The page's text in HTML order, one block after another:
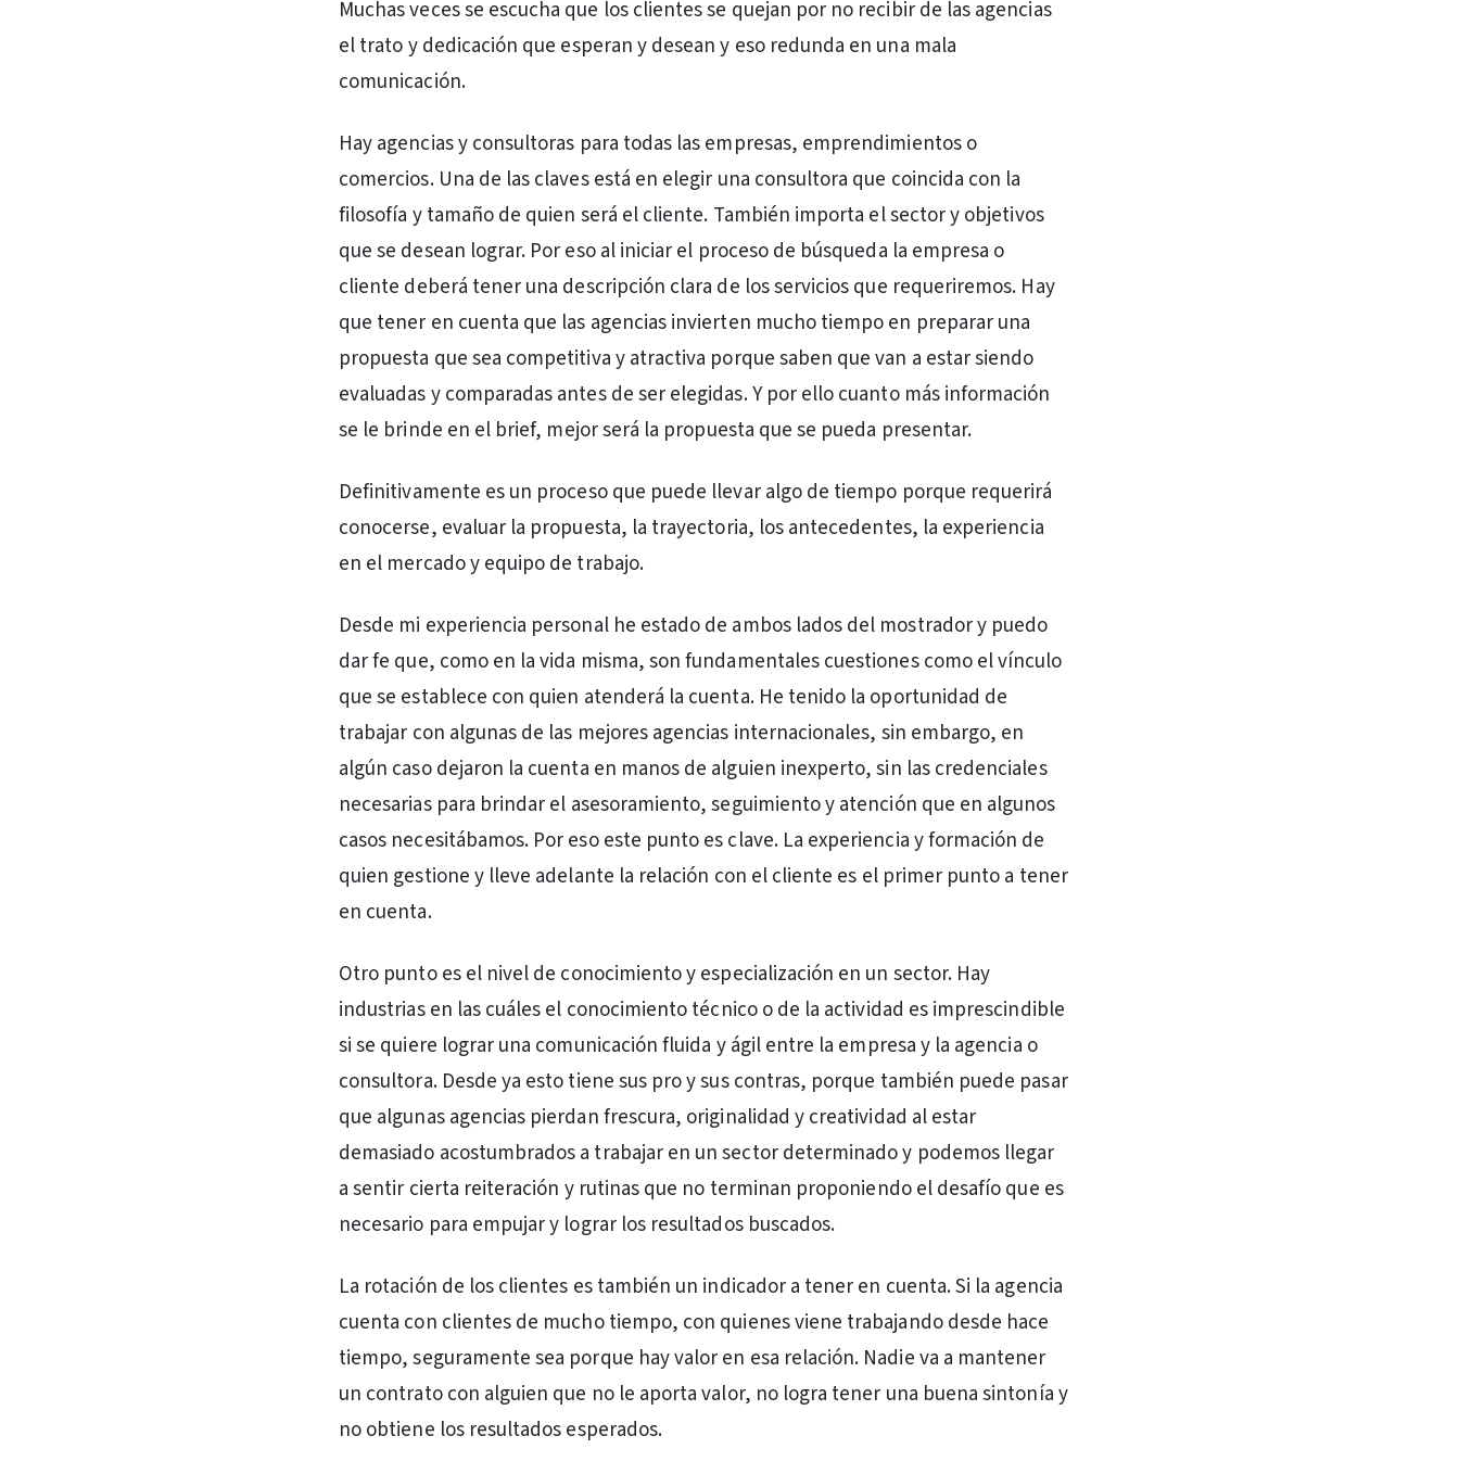
Muchas veces se escucha que los clientes se quejan por no recibir de las agencias
el trato y dedicación que esperan y desean y eso redunda en una mala
comunicación.
Hay agencias y consultoras para todas las empresas, emprendimientos o
comercios. Una de las claves está en elegir una consultora que coincida con la
filosofía y tamaño de quien será el cliente. También importa el sector y objetivos
que se desean lograr. Por eso al iniciar el proceso de búsqueda la empresa o
cliente deberá tener una descripción clara de los servicios que requeriremos. Hay
que tener en cuenta que las agencias invierten mucho tiempo en preparar una
propuesta que sea competitiva y atractiva porque saben que van a estar siendo
evaluadas y comparadas antes de ser elegidas. Y por ello cuanto más información
se le brinde en el brief, mejor será la propuesta que se pueda presentar.
Definitivamente es un proceso que puede llevar algo de tiempo porque requerirá
conocerse, evaluar la propuesta, la trayectoria, los antecedentes, la experiencia
en el mercado y equipo de trabajo.
Desde mi experiencia personal he estado de ambos lados del mostrador y puedo
dar fe que, como en la vida misma, son fundamentales cuestiones como el vínculo
que se establece con quien atenderá la cuenta. He tenido la oportunidad de
trabajar con algunas de las mejores agencias internacionales, sin embargo, en
algún caso dejaron la cuenta en manos de alguien inexperto, sin las credenciales
necesarias para brindar el asesoramiento, seguimiento y atención que en algunos
casos necesitábamos. Por eso este punto es clave. La experiencia y formación de
quien gestione y lleve adelante la relación con el cliente es el primer punto a tener
en cuenta.
Otro punto es el nivel de conocimiento y especialización en un sector. Hay
industrias en las cuáles el conocimiento técnico o de la actividad es imprescindible
si se quiere lograr una comunicación fluida y ágil entre la empresa y la agencia o
consultora. Desde ya esto tiene sus pro y sus contras, porque también puede pasar
que algunas agencias pierdan frescura, originalidad y creatividad al estar
demasiado acostumbrados a trabajar en un sector determinado y podemos llegar
a sentir cierta reiteración y rutinas que no terminan proponiendo el desafío que es
necesario para empujar y lograr los resultados buscados.
La rotación de los clientes es también un indicador a tener en cuenta. Si la agencia
cuenta con clientes de mucho tiempo, con quienes viene trabajando desde hace
tiempo, seguramente sea porque hay valor en esa relación. Nadie va a mantener
un contrato con alguien que no le aporta valor, no logra tener una buena sintonía y
no obtiene los resultados esperados.